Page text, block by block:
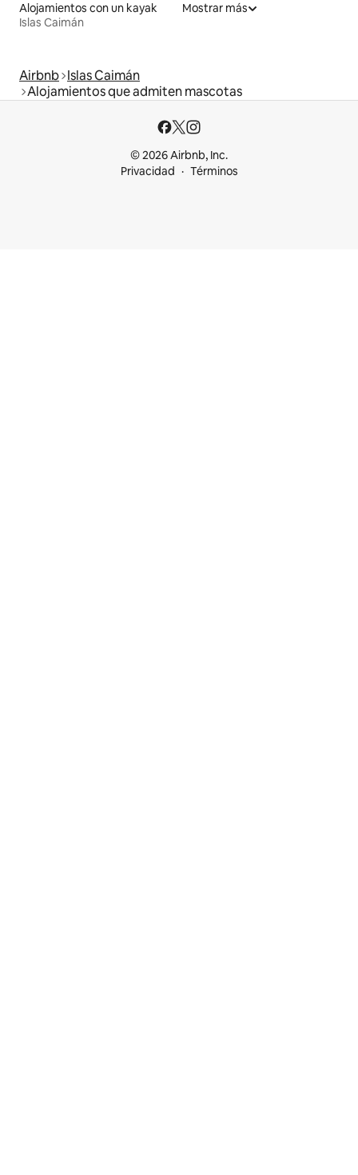
Alojamientos con un kayak
Islas Caimán
Mostrar más
Airbnb Islas Caimán
Alojamientos que admiten mascotas
© 2026 Airbnb, Inc.
Privacidad
Términos